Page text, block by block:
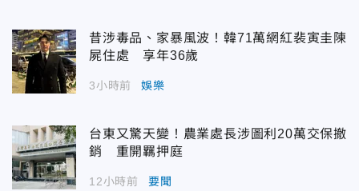
昔涉毒品、家暴風波！韓71萬網紅裴寅圭陳
屍住處 享年36歲
3小時前 娛樂
台東又驚天變！農業處長涉圖利20萬交保撤
銷 重開羈押庭
12小時前 要聞